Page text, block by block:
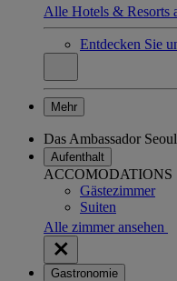
Alle Hotels & Resorts
Entdecken Sie
Mehr
Das Ambassador
Aufenthalt
ACCOMODATIONS
Gästezimmer
Suiten
Alle zimmer ansehen
Gastronomie